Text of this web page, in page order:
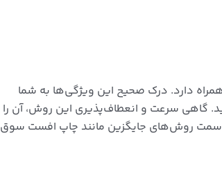
دارد. درک صحیح این ویژگی‌ها به شما
گاهی سرعت و انعطاف‌پذیری این روش، آن را
به سمت روش‌های جایگزین مانند چاپ افست سوق